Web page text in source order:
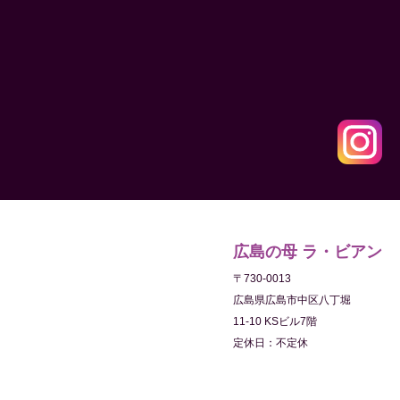
広島の母 ラ・ビアン
〒730-0013
広島県広島市中区八丁堀
11-10 KSビル7階
定休日：不定休